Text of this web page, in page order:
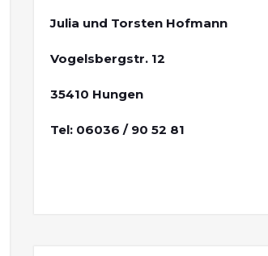
Julia und Torsten Hofmann
Vogelsbergstr. 12
35410 Hungen
Tel: 06036 / 90 52 81